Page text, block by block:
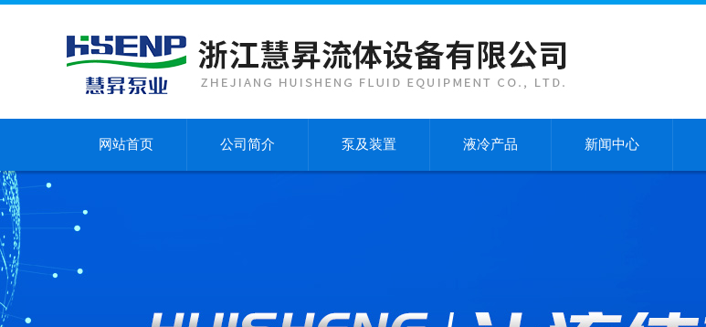
网站首页 公司简介 泵及装置 液冷产品 新闻中心